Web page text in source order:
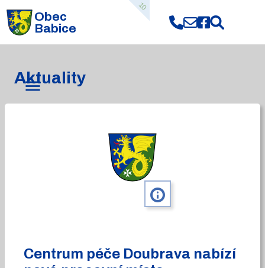
Obec
Babice
10
Aktuality
info
Centrum péče Doubrava nabízí